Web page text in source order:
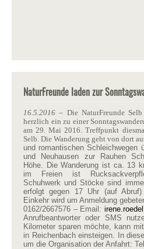
NaturFreunde laden zur
16.5.2016 – Die NaturFreunde
herzlich ein zu einer
am 29. Mai 2016. Treffpunkt
Selb. Die Wanderung geht von dort
und romantischen Schleichwegen
und Neuhausen zur Rauhen
Höhe. Die Wanderung ist ca. 13
im Freien ist
Schuhwerk und Stöcke sind
erfolgt gegen 17 Uhr (auf
Einkehr wird um Anmeldung
0162/2667576 – Email: irene.roedel​
Anrufbeantworter oder SMS
Kilometer sparen möchte, kann
in Reichenbach einsteigen. In
um die Organisation der Anfahrt: